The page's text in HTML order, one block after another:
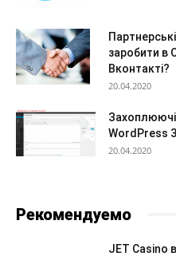
заробити в
Вконтакті?
20.04.2020
WordPress
20.04.2020
Рекомендуемо
JET Casino